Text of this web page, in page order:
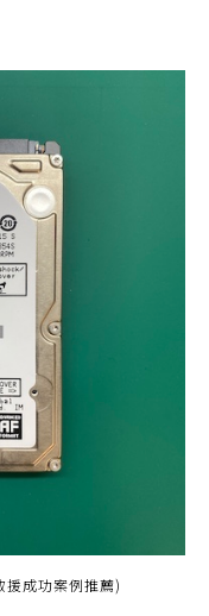
援成功案例推薦)